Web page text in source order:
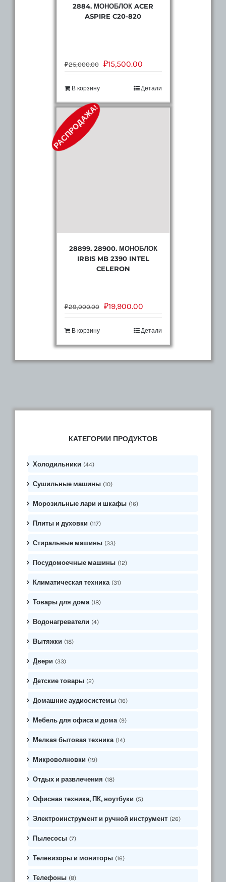
2884. МОНОБЛОК ACER
ASPIRE C20-820
₽25,000.00 ₽15,500.00
В корзину Детали
РАСПРОДАЖА!
28899. 28900. МОНОБЛОК
IRBIS MB 2390 INTEL
CELERON
₽29,000.00 ₽19,900.00
В корзину Детали
КАТЕГОРИИ ПРОДУКТОВ
Холодильники (44)
Сушильные машины (10)
Морозильные лари и шкафы (16)
Плиты и духовки (117)
Стиральные машины (33)
Посудомоечные машины (12)
Климатическая техника (31)
Товары для дома (18)
Водонагреватели (4)
Вытяжки (18)
Двери (33)
Детские товары (2)
Домашние аудиосистемы (16)
Мебель для офиса и дома (9)
Мелкая бытовая техника (14)
Микроволновки (19)
Отдых и развлечения (18)
Офисная техника, ПК, ноутбуки (5)
Электроинструмент и ручной инструмент (26)
Пылесосы (7)
Телевизоры и мониторы (16)
Телефоны (8)